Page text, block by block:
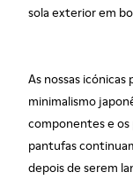
sola exterior em
As nossas
minimalismo
componentes e os
pantufas
depois de serem